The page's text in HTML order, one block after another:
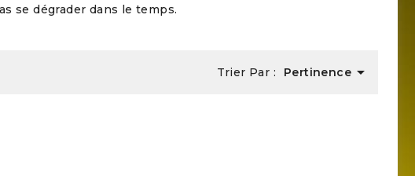
se dégrader dans le temps.
Trier Par : Pertinence 